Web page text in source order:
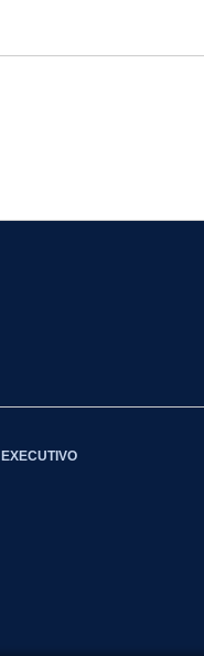
EXECUTIVO